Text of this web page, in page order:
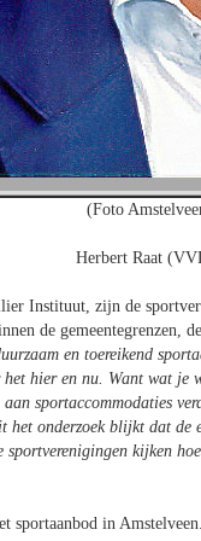
(Foto
Herbert Raat
Instituut, zijn de
de
en toereikend
hier en nu. Want wat je
sportaccommodaties
onderzoek blijkt dat de
sportverenigingen kijken
sportaanbod in